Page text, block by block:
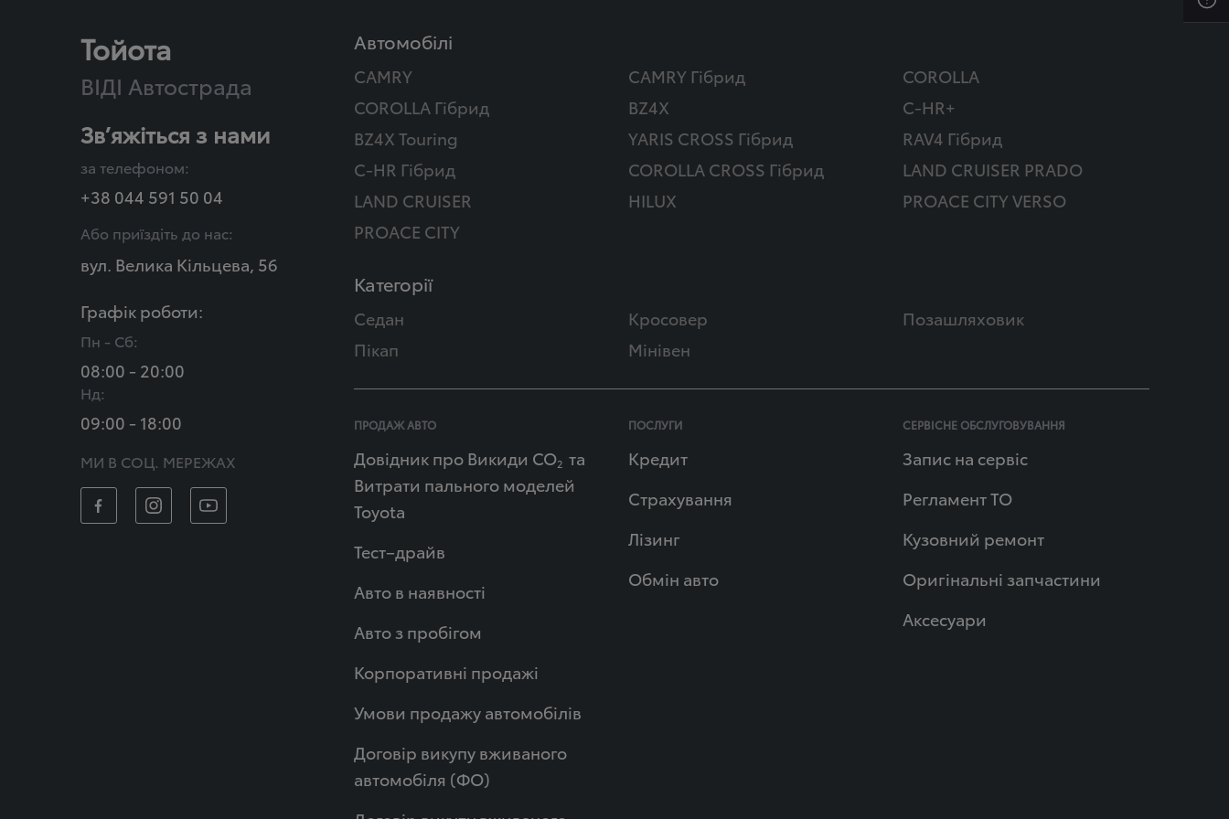
Тойота
ВІДІ Автострада
Зв’яжіться з нами
за телефоном:
+38 044 591 50 04
Або приїздіть до нас:
вул. Велика Кільцева, 56
Графік роботи:
Пн - Сб:
08:00 - 20:00
Нд:
09:00 - 18:00
МИ В СОЦ. МЕРЕЖАХ
Автомобілі
CAMRY CAMRY Гібрид
COROLLA
COROLLA Гібрид
BZ4X
C-HR+
BZ4X Touring
YARIS CROSS Гібрид
RAV4 Гібрид
C-HR Гібрид
COROLLA CROSS Гібрид
LAND CRUISER PRADO
LAND CRUISER
HILUX
PROACE CITY VERSO
PROACE CITY
Категорії
Седан Кросовер
Позашляховик
Пікап
Мінівен
ПРОДАЖ АВТО
Довідник про Викиди СО2 та
Витрати пального моделей
Toyota
Тест–драйв
Авто в наявності
Авто з пробігом
Корпоративні продажі
Умови продажу автомобілів
Договір викупу вживаного
автомобіля (ФО)
ПОСЛУГИ
Кредит
Страхування
Лізинг
Обмін авто
СЕРВІСНЕ ОБСЛУГОВУВАННЯ
Запис на сервіс
Регламент ТО
Кузовний ремонт
Оригінальні запчастини
Аксесуари